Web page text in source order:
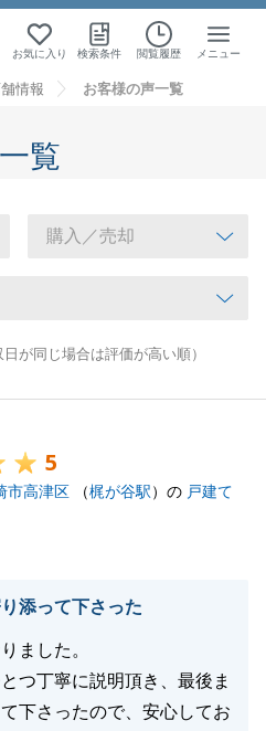
お気に入り 検索条件 閲覧履歴 メニュー
情報 お客様の声一覧
覧
が同じ場合は評価が高い順）
5
市高津区 （梶が谷駅）の 戸建て
添って下さった
ました。
つ丁寧に説明頂き、最後ま
下さったので、安心してお